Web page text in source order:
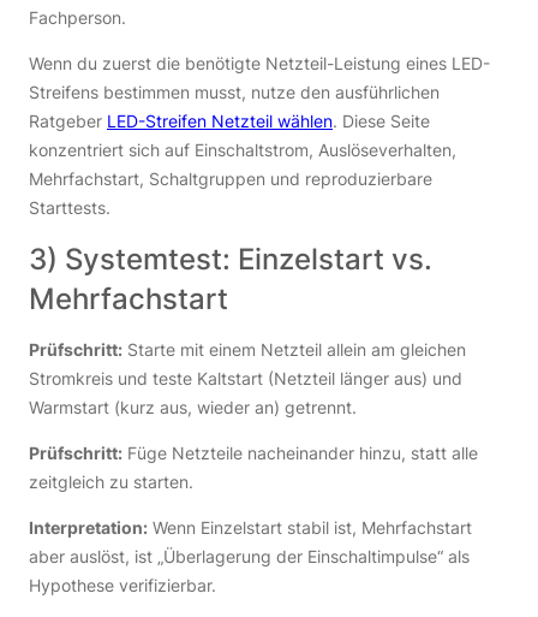
Fachperson.
Wenn du zuerst die benötigte Netzteil-Leistung eines LED-
Streifens bestimmen musst, nutze den ausführlichen
Ratgeber LED-Streifen Netzteil wählen. Diese Seite
konzentriert sich auf Einschaltstrom, Auslöseverhalten,
Mehrfachstart, Schaltgruppen und reproduzierbare
Starttests.
3) Systemtest: Einzelstart vs.
Mehrfachstart
Prüfschritt: Starte mit einem Netzteil allein am gleichen
Stromkreis und teste Kaltstart (Netzteil länger aus) und
Warmstart (kurz aus, wieder an) getrennt.
Prüfschritt: Füge Netzteile nacheinander hinzu, statt alle
zeitgleich zu starten.
Interpretation: Wenn Einzelstart stabil ist, Mehrfachstart
aber auslöst, ist „Überlagerung der Einschaltimpulse“ als
Hypothese verifizierbar.